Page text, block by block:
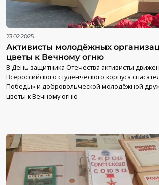
23.02.2025
Активисты молодёжных
цветы к Вечному огню
В День защитника Отечества активисты
Всероссийского студенческого корпуса
Победы» и добровольческой молодёжной
цветы к Вечному огню